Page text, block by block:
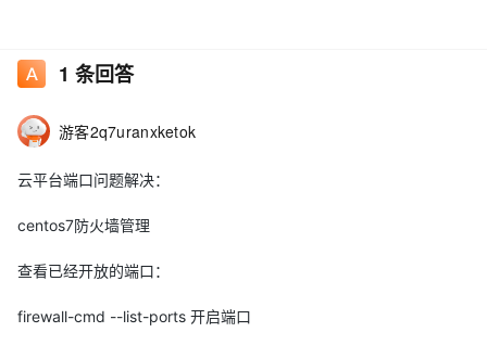
1 条回答
游客2q7uranxketok
云平台端口问题解决：
centos7防火墙管理
查看已经开放的端口：
firewall-cmd --list-ports 开启端口